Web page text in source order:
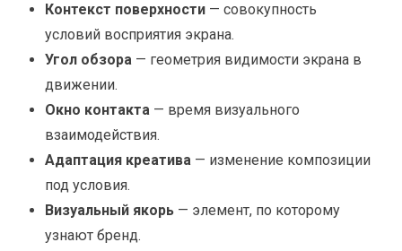
Контекст поверхности — совокупность
условий восприятия экрана.
Угол обзора — геометрия видимости экрана в
движении.
Окно контакта — время визуального
взаимодействия.
Адаптация креатива — изменение композиции
под условия.
Визуальный якорь — элемент, по которому
узнают бренд.